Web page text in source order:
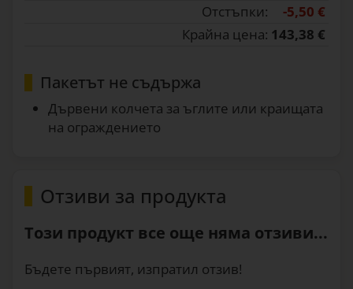
Отстъпки:
-5,50 €
Крайна цена: 143,38 €
Пакетът не съдържа
Дървени колчета за ъглите или краищата
на ограждението
Отзиви за продукта
Този продукт все още няма отзиви...
Бъдете първият, изпратил отзив!